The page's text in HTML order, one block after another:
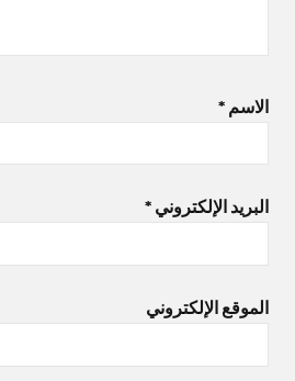
الاسم *
البريد الإلكتروني *
الموقع الإلكتروني